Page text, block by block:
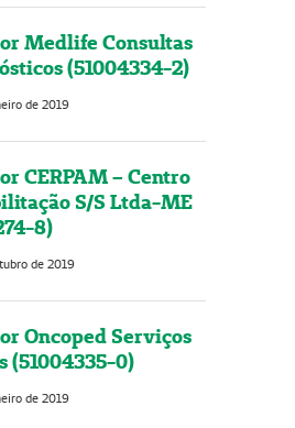
Medlife Consultas
(51004334-2)
de 2019
CERPAM – Centro
S/S Ltda-ME
8)
de 2019
Oncoped Serviços
(51004335-0)
de 2019